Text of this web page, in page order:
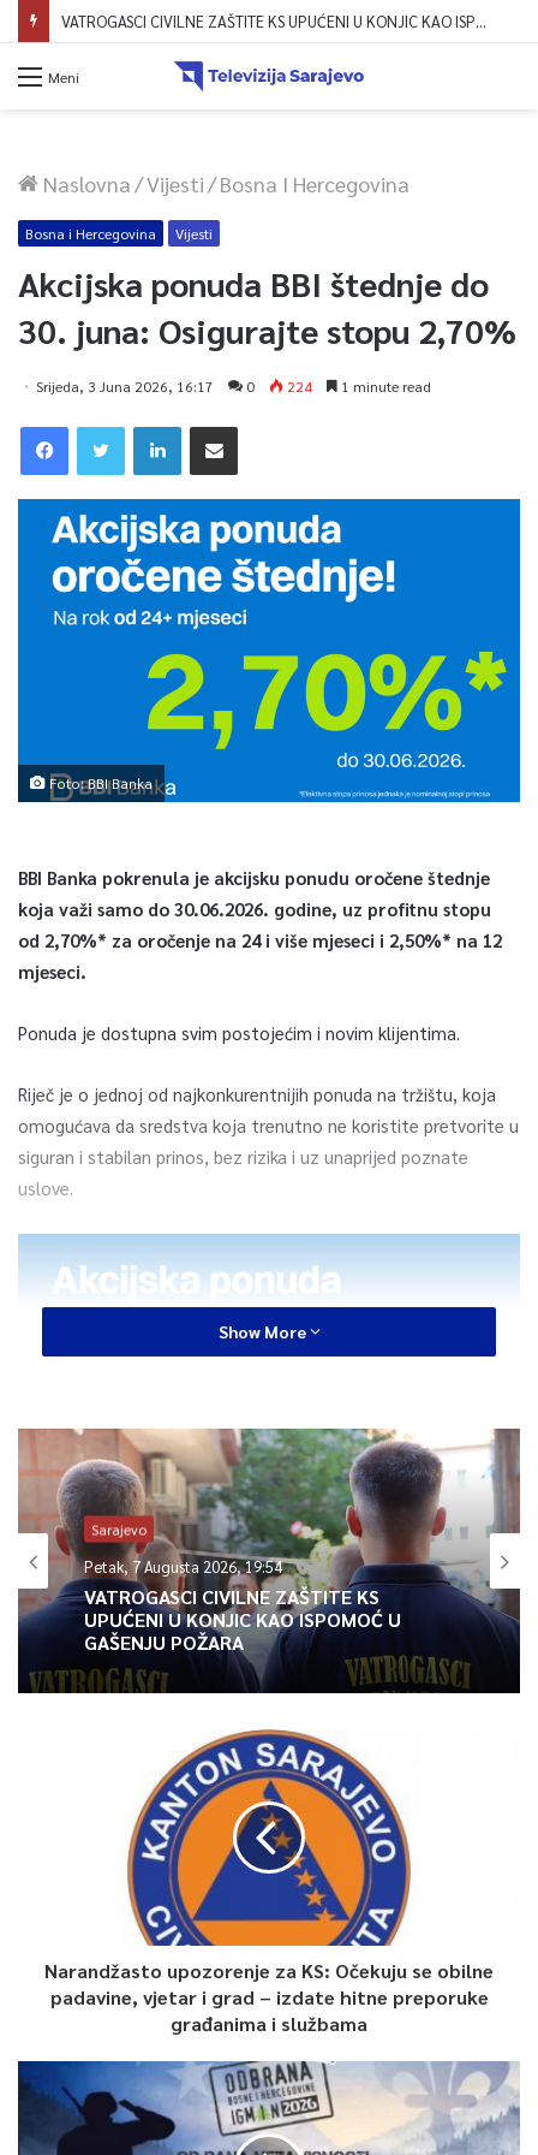
VATROGASCI CIVILNE ZAŠTITE KS UPUĆENI U KONJIC KAO ISPOMOĆ U GAŠENJU POŽARA
Meni
Naslovna/Vijesti/Bosna I Hercegovina
Bosna i Hercegovina Vijesti
Akcijska ponuda BBI štednje do
30. juna: Osigurajte stopu 2,70%
Srijeda, 3 Juna 2026, 16:17 0 224 1 minute read
Foto: BBI Banka
BBI Banka pokrenula je akcijsku ponudu oročene štednje
koja važi samo do 30.06.2026. godine, uz profitnu stopu
od 2,70%* za oročenje na 24 i više mjeseci i 2,50%* na 12
mjeseci.
Ponuda je dostupna svim postojećim i novim klijentima.
Riječ je o jednoj od najkonkurentnijih ponuda na tržištu, koja
omogućava da sredstva koja trenutno ne koristite pretvorite u
siguran i stabilan prinos, bez rizika i uz unaprijed poznate
uslove.
Oročena štednja posebno je pogodna za sve koji žele
dugoročnije planirati finansije – bilo da se radi o štednji za
buduće troškove, stvaranju rezerve ili očuvanju vrijednosti
novca.
Ukoliko imate slobodna sredstva, sada je trenutak da ih
Akcijski uslovi:
2,70%* – za oročenje na 24 i više mjeseci
2,50%* – za oročenje na 12 mjeseci
Trajanje akcije: do 30.06.2026. godine.
Štedi jer najbolje tek slijedi.
Show More
Sarajevo
Petak, 7 Augusta 2026, 19:54
VATROGASCI CIVILNE ZAŠTITE KS
UPUĆENI U KONJIC KAO ISPOMOĆ U
GAŠENJU POŽARA
Narandžasto upozorenje za KS: Očekuju se obilne
padavine, vjetar i grad – izdate hitne preporuke
građanima i službama